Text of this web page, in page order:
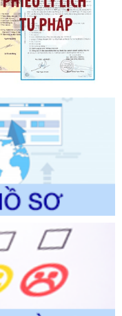
tục hành chính mới
bỏ và phê duyệt
quyết thủ tục hành
vi chức năng quản
tục hành chính
trình nội bộ, quy
trong lĩnh vực Du
Sở Văn hóa, Thể
bộ, quy trình điện tử
vực biến đổi khí hậu
nghiệp và Môi